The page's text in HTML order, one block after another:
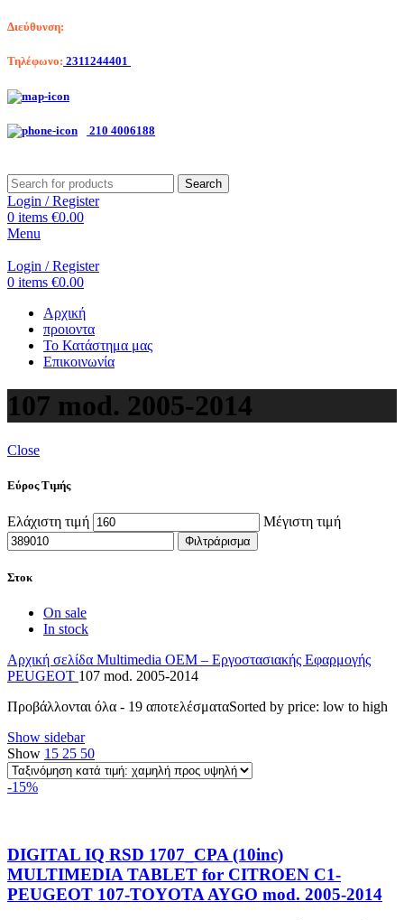
Διεύθυνση:
Τηλέφωνο: 2311244401
210 4006188
Search
Login / Register
0 items €0.00
Menu
Login / Register
0 items €0.00
Αρχική
προιοντα
Το Κατάστημα μας
Επικοινωνία
107 mod. 2005-2014
Close
Εύρος Τιμής
Ελάχιστη τιμή Μέγιστη τιμή
Φιλτράρισμα
Στοκ
On sale
In stock
Αρχική σελίδα Multimedia OEM – Εργοστασιακής Εφαρμογής
PEUGEOT 107 mod. 2005-2014
Προβάλλονται όλα - 19 αποτελέσματαSorted by price: low to high
Show sidebar
Show 15 25 50
-15%
DIGITAL IQ RSD 1707_CPA (10inc)
MULTIMEDIA TABLET for CITROEN C1-
PEUGEOT 107-TOYOTA AYGO mod. 2005-2014